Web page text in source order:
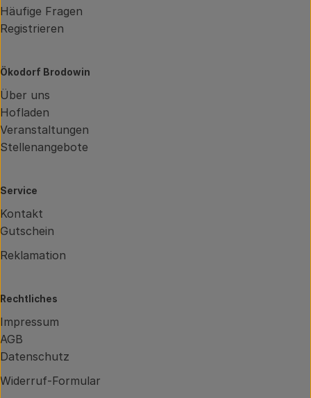
Häufige Fragen
Registrieren
Ökodorf Brodowin
Über uns
Hofladen
Veranstaltungen
Stellenangebote
Service
Kontakt
Gutschein
Reklamation
Rechtliches
Impressum
AGB
Datenschutz
Widerruf-Formular